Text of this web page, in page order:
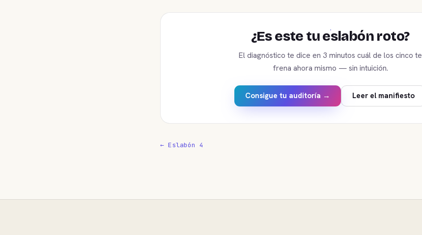
¿Es este tu eslabón roto?
El diagnóstico te dice en 3 minutos cuál de los cinco te
frena ahora mismo — sin intuición.
Consigue tu auditoría → Leer el manifiesto
← Eslabón 4